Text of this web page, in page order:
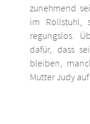
zunehmend
im Rollstuhl,
regungslos.
dafür, dass
bleiben,
Mutter Judy